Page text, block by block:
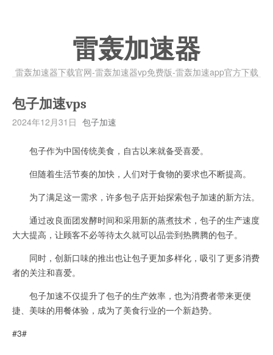
雷轰加速器
雷轰加速器下载官网-雷轰加速器vp免费版-雷轰加速app官方下载
包子加速vps
2024年12月31日 包子加速
包子作为中国传统美食，自古以来就备受喜爱。
但随着生活节奏的加快，人们对于食物的要求也不断提高。
为了满足这一需求，许多包子店开始探索包子加速的新方法。
通过改良面团发酵时间和采用新的蒸煮技术，包子的生产速度
大大提高，让顾客不必等待太久就可以品尝到热腾腾的包子。
同时，创新口味的推出也让包子更加多样化，吸引了更多消费
者的关注和喜爱。
包子加速不仅提升了包子的生产效率，也为消费者带来更便
捷、美味的用餐体验，成为了美食行业的一个新趋势。
#3#